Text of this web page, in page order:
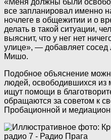
все запланировал именно
ночлеге в общежитии и о
делать в такой ситуации,
выяснит, что у нег нет
улице», — добавляет
Мишо.
Подобное объяснение
людей, освободившихся из
ищут помощи в
обращаются за советом к
Пробационной и